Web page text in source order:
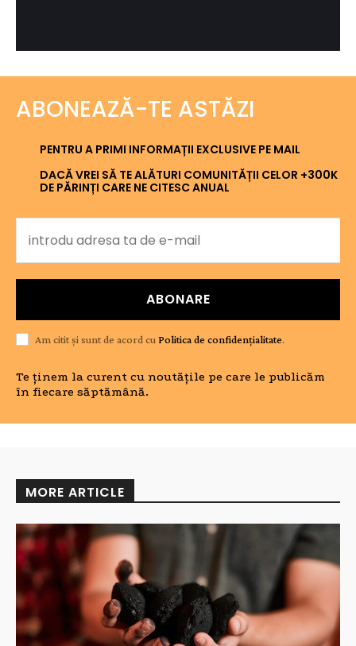
ABONEAZĂ-TE ASTĂZI
PENTRU A PRIMI INFORMAȚII EXCLUSIVE PE MAIL
DACĂ VREI SĂ TE ALĂTURI COMUNITĂȚII CELOR +300K
DE PĂRINȚI CARE NE CITESC ANUAL
ABONARE
Am citit și sunt de acord cu Politica de confidențialitate.
Te ținem la curent cu noutățile pe care le publicăm
în fiecare săptămână.
MORE ARTICLE